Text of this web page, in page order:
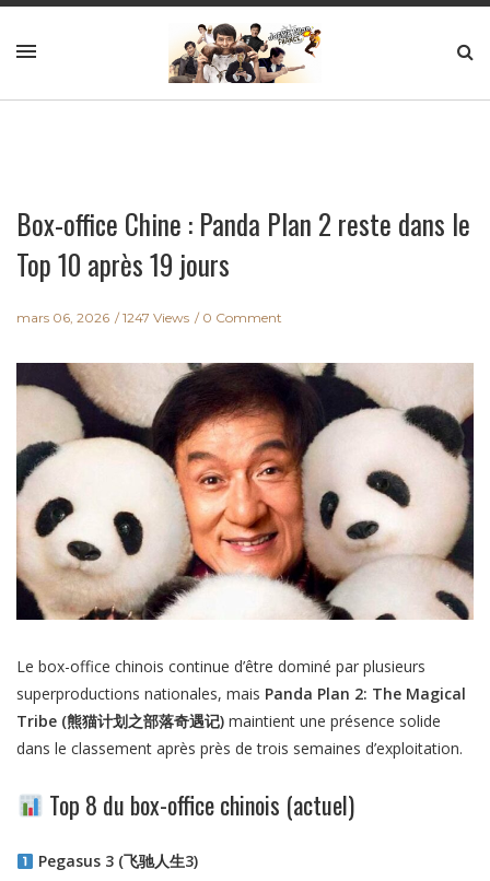
Box-office Chine : Panda Plan 2 reste dans le
Top 10 après 19 jours
mars 06, 2026 1247 Views 0 Comment
Le box-office chinois continue d’être dominé par plusieurs
superproductions nationales, mais Panda Plan 2: The Magical
Tribe (熊猫计划之部落奇遇记) maintient une présence solide
dans le classement après près de trois semaines d’exploitation.
Top 8 du box-office chinois (actuel)
Pegasus 3 (飞驰人生3)